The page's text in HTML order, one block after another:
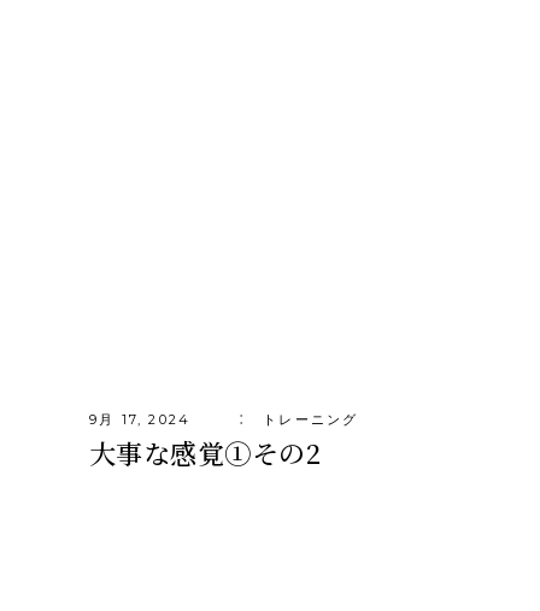
9月 17, 2024 トレーニング
大事な感覚①その2